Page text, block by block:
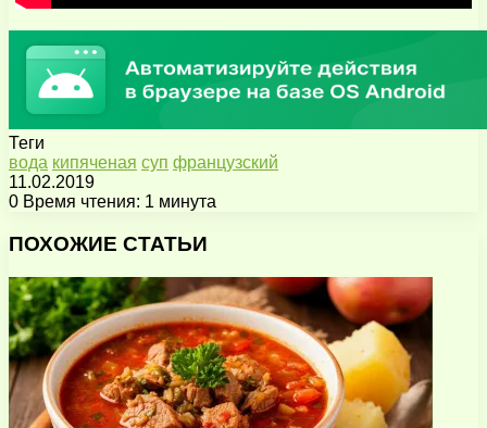
Теги
вода кипяченая суп французский
11.02.2019
0 Время чтения: 1 минута
через
почту
ПОХОЖИЕ СТАТЬИ